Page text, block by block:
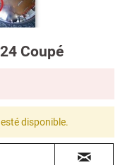
Coupé
disponible.